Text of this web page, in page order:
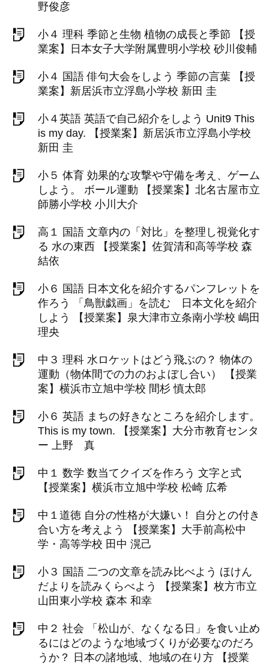
野俊彦
小４ 理科 季節と生物 植物の成長と季節 【授
業案】日本女子大学附属豊明小学校 砂川俊輔
小４ 国語 俳句大会をしよう 季節の言葉 【授
業案】新居浜市立浮島小学校 新田 圭
小４英語 英語で自己紹介をしよう Unit9 This
is my day. 【授業案】新居浜市立浮島小学校
新田 圭
小５ 体育 効果的な攻撃や守備を考え、ゲーム
しよう。 ボール運動 【授業案】北名古屋市立
師勝小学校 小川大介
高１ 国語 文章内の「対比」を整理し視覚化す
る 水の東西 【授業案】佐賀清和高等学校 森
結依
小６ 国語 日本文化を紹介するパンフレットを
作ろう 「鳥獣戯画」を読む 日本文化を紹介
しよう 【授業案】泉大津市立条南小学校 嶋田
理央
中３ 理科 水ロケットはどう飛ぶの？ 物体の
運動（物体間での力のおよぼし合い） 【授業
案】横浜市立旭中学校 間杉 慎太郎
小６ 英語 まちの好きなところを紹介します。
This is my town. 【授業案】大分市教育センタ
ー 上野 真
中１ 数学 数当てクイズを作ろう 文字と式
【授業案】横浜市立旭中学校 松崎 広希
中１道徳 自分の性格が大嫌い！ 自分との付き
合い方を考えよう 【授業案】大手前高松中
学・高等学校 田中 滉己
小３ 国語 二つの文章を読み比べよう ほけん
だよりを読みくらべよう 【授業案】枚方市立
山田東小学校 森本 和幸
中２ 社会 「松山が、なくなる日」を食い止め
るにはどのような地域づくりが必要なのだろ
うか？ 日本の諸地域、地域の在り方 【授業